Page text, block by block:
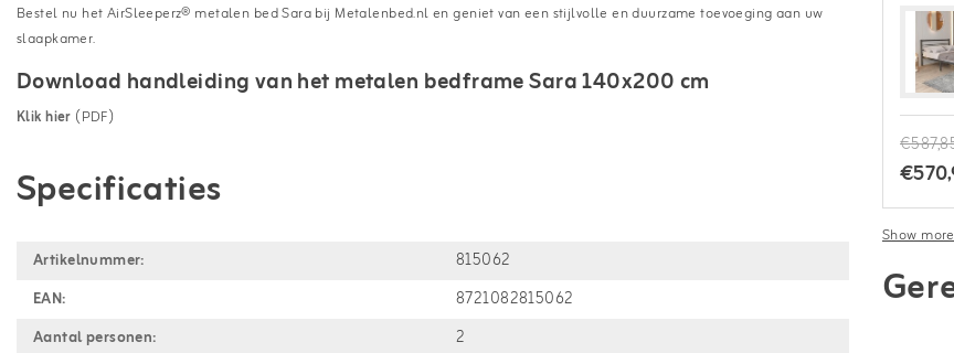
Bestel nu het AirSleeperz® metalen bed Sara bij Metalenbed.nl en geniet van een stijlvolle en duurzame toevoeging aan uw
slaapkamer.
Download handleiding van het metalen bedframe Sara 140x200 cm
Klik hier (PDF)
Specificaties
Artikelnummer:
815062
EAN:
8721082815062
Aantal personen:
2
Show